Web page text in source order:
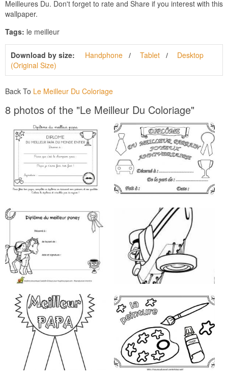
Meilleures Du. Don't forget to rate and Share if you interest with this
wallpaper.
Tags: le meilleur
Download by size: Handphone Tablet
Desktop
(Original Size)
Back To Le Meilleur Du Coloriage
8 photos of the "Le Meilleur Du Coloriage"